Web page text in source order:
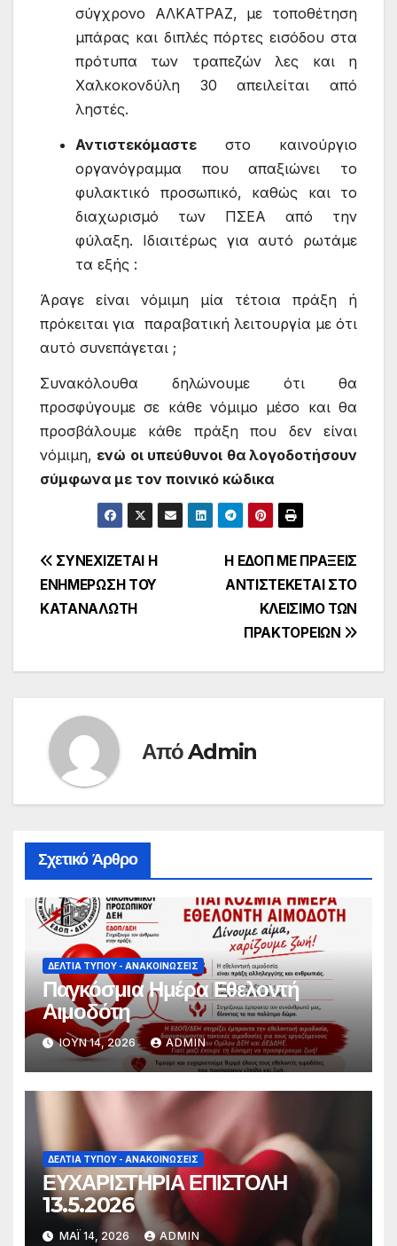
σύγχρονο ΑΛΚΑΤΡΑΖ, με τοποθέτηση
μπάρας και διπλές πόρτες εισόδου στα
πρότυπα των τραπεζών λες και η
Χαλκοκονδύλη 30 απειλείται από
ληστές.
Αντιστεκόμαστε στο καινούργιο
οργανόγραμμα που απαξιώνει το
φυλακτικό προσωπικό, καθώς και το
διαχωρισμό των ΠΣΕΑ από την
φύλαξη. Ιδιαιτέρως για αυτό ρωτάμε
τα εξής :
Άραγε είναι νόμιμη μία τέτοια πράξη ή
πρόκειται για παραβατική λειτουργία με ότι
αυτό συνεπάγεται ;
Συνακόλουθα δηλώνουμε ότι θα
προσφύγουμε σε κάθε νόμιμο μέσο και θα
προσβάλουμε κάθε πράξη που δεν είναι
νόμιμη, ενώ οι υπεύθυνοι θα λογοδοτήσουν
σύμφωνα με τον ποινικό κώδικα
Πλοήγηση
άρθρων
Η ΕΔΟΠ ΜΕ ΠΡΑΞΕΙΣ
ΑΝΤΙΣΤΕΚΕΤΑΙ ΣΤΟ
ΚΛΕΙΣΙΜΟ ΤΩΝ
ΠΡΑΚΤΟΡΕΙΩΝ
ΣΥΝΕΧΙΖΕΤΑΙ Η
ΕΝΗΜΕΡΩΣΗ ΤΟΥ
ΚΑΤΑΝΑΛΩΤΗ
ΑπόAdmin
Σχετικό Άρθρο
ΔΕΛΤΊΑ ΤΎΠΟΥ - ΑΝΑΚΟΙΝΏΣΕΙΣ
Παγκόσμια Ημέρα Εθελοντή
Αιμοδότη
ΙΟΎΝ 14, 2026 ADMIN
ΔΕΛΤΊΑ ΤΎΠΟΥ - ΑΝΑΚΟΙΝΏΣΕΙΣ
ΕΥΧΑΡΙΣΤΗΡΙΑ ΕΠΙΣΤΟΛΗ
13.5.2026
ΜΆΙ 14, 2026 ADMIN